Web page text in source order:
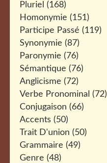
Pluriel (168)
Homonymie (151)
Participe Passé (119)
Synonymie (87)
Paronymie (76)
Sémantique (76)
Anglicisme (72)
Verbe Pronominal (72)
Conjugaison (66)
Accents (50)
Trait D'union (50)
Grammaire (49)
Genre (48)